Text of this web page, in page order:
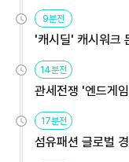
9분전
'캐시딜' 캐시워크
14분전
관세전쟁 '엔드게
17분전
섬유패션 글로벌